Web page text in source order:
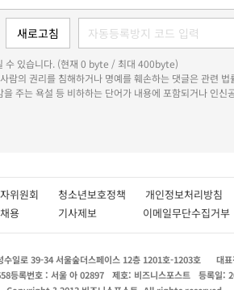
수 있습니다. (현재 0 byte / 최대 400byte)
람의 권리를 침해하거나 명예를 훼손하는 댓글은 관련
주는 욕설 등 비하하는 단어가 내용에 포함되거나 인신
자위원회 청소년보호정책 개인정보처리
채용 기사제보 이메일무단수집거부
수일로 39-34 서울숲더스페이스 12층 1201호-1203호 대
등록번호 : 서울 아 02897 제호: 비즈니스포스트 등록일: